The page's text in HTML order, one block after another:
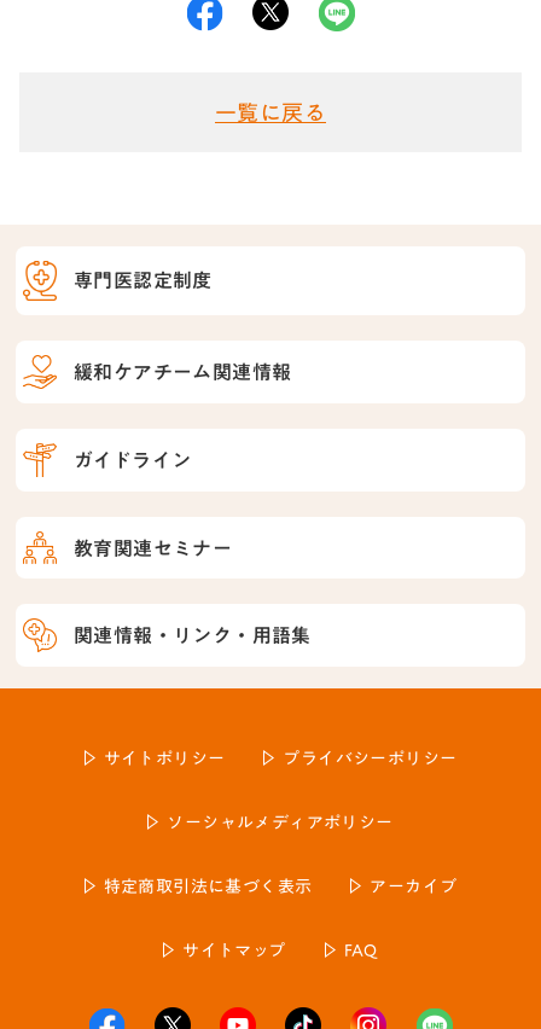
専門医認定制度
緩和ケアチーム関連情報
ガイドライン
教育関連セミナー
関連情報・リンク・用語集
一覧に戻る
サイトポリシー プライバシーポリシー
ソーシャルメディアポリシー
特定商取引法に基づく表示 アーカイブ
サイトマップ FAQ